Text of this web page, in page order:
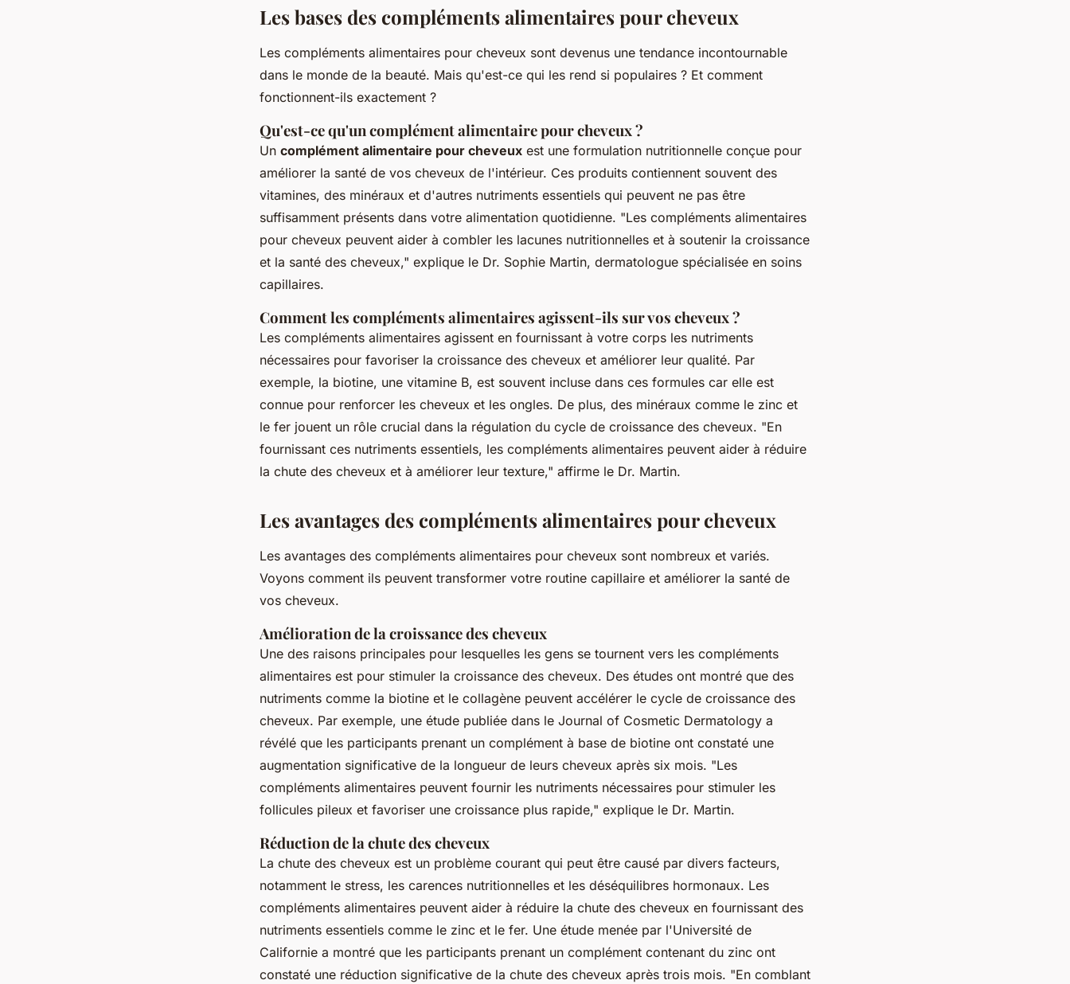
Les bases des compléments alimentaires pour cheveux
Les compléments alimentaires pour cheveux sont devenus une tendance incontournable
dans le monde de la beauté. Mais qu'est-ce qui les rend si populaires ? Et comment
fonctionnent-ils exactement ?
Qu'est-ce qu'un complément alimentaire pour cheveux ?
Un complément alimentaire pour cheveux est une formulation nutritionnelle conçue pour
améliorer la santé de vos cheveux de l'intérieur. Ces produits contiennent souvent des
vitamines, des minéraux et d'autres nutriments essentiels qui peuvent ne pas être
suffisamment présents dans votre alimentation quotidienne. "Les compléments alimentaires
pour cheveux peuvent aider à combler les lacunes nutritionnelles et à soutenir la croissance
et la santé des cheveux," explique le Dr. Sophie Martin, dermatologue spécialisée en soins
capillaires.
Comment les compléments alimentaires agissent-ils sur vos cheveux ?
Les compléments alimentaires agissent en fournissant à votre corps les nutriments
nécessaires pour favoriser la croissance des cheveux et améliorer leur qualité. Par
exemple, la biotine, une vitamine B, est souvent incluse dans ces formules car elle est
connue pour renforcer les cheveux et les ongles. De plus, des minéraux comme le zinc et
le fer jouent un rôle crucial dans la régulation du cycle de croissance des cheveux. "En
fournissant ces nutriments essentiels, les compléments alimentaires peuvent aider à réduire
la chute des cheveux et à améliorer leur texture," affirme le Dr. Martin.
Les avantages des compléments alimentaires pour cheveux
Les avantages des compléments alimentaires pour cheveux sont nombreux et variés.
Voyons comment ils peuvent transformer votre routine capillaire et améliorer la santé de
vos cheveux.
Amélioration de la croissance des cheveux
Une des raisons principales pour lesquelles les gens se tournent vers les compléments
alimentaires est pour stimuler la croissance des cheveux. Des études ont montré que des
nutriments comme la biotine et le collagène peuvent accélérer le cycle de croissance des
cheveux. Par exemple, une étude publiée dans le Journal of Cosmetic Dermatology a
révélé que les participants prenant un complément à base de biotine ont constaté une
augmentation significative de la longueur de leurs cheveux après six mois. "Les
compléments alimentaires peuvent fournir les nutriments nécessaires pour stimuler les
follicules pileux et favoriser une croissance plus rapide," explique le Dr. Martin.
Réduction de la chute des cheveux
La chute des cheveux est un problème courant qui peut être causé par divers facteurs,
notamment le stress, les carences nutritionnelles et les déséquilibres hormonaux. Les
compléments alimentaires peuvent aider à réduire la chute des cheveux en fournissant des
nutriments essentiels comme le zinc et le fer. Une étude menée par l'Université de
Californie a montré que les participants prenant un complément contenant du zinc ont
constaté une réduction significative de la chute des cheveux après trois mois. "En comblant